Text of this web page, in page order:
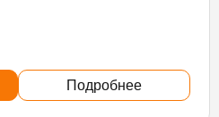
Подробнее